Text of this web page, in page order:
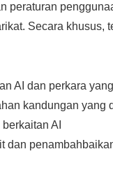
peraturan
Secara khusus,
AI dan perkara
kandungan yang
AI
dan